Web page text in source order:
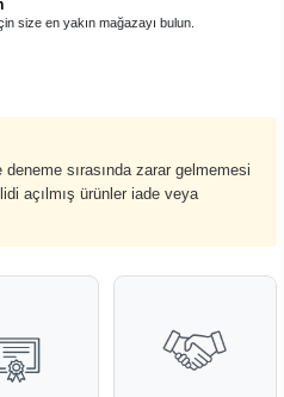
size en yakın mağazayı bulun.
sırasında zarar gelmemesi
açılmış ürünler iade veya